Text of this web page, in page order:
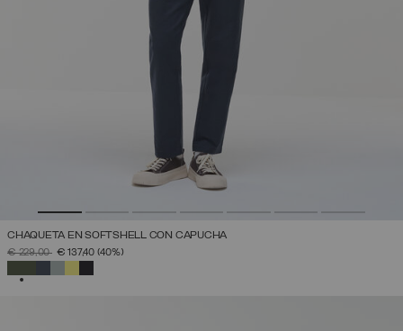
CHAQUETA EN SOFTSHELL CON CAPUCHA
PRECIO REBAJADO DE
€ 229,00A€ 137,40 (40%)